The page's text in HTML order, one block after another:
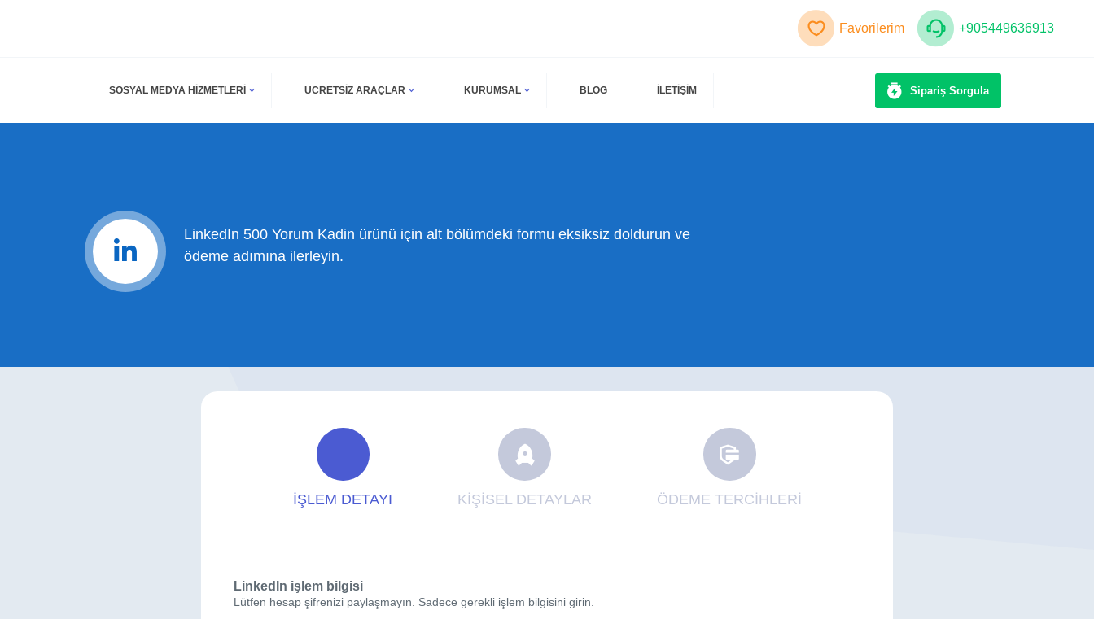
Favorilerim +905449636913
SOSYAL MEDYA HIZMETLERI ÜCRETSIZ ARAÇLAR KURUMSAL BLOG İLETİŞİM Sipariş Sorgula
LinkedIn 500 Yorum Kadin ürünü için alt bölümdeki formu eksiksiz doldurun ve
ödeme adımına ilerleyin.
İŞLEM DETAYI KİŞİSEL DETAYLAR ÖDEME TERCİHLERİ
LinkedIn işlem bilgisi
Lütfen hesap şifrenizi paylaşmayın. Sadece gerekli işlem bilgisini girin.